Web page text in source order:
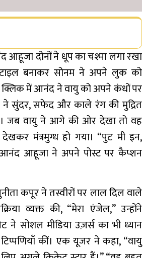
दोनों ने धूप का चश्मा लगा रखा
बनाकर सोनम ने अपने लुक को
में आनंद ने वायु को अपने कंधों पर
ने सुंदर, सफेद और काले रंग की मुद्रित
जब वायु ने आगे की ओर देखा तो वह
मंत्रमुग्ध हो गया। “पुट मी इन,
आहूजा ने अपने पोस्ट पर कैप्शन
कपूर ने तस्वीरों पर लाल दिल वाले
व्यक्त की, “मेरा एंजेल,” उन्होंने
ने सोशल मीडिया उज़र्स का भी ध्यान
टिप्पणियाँ कीं। एक यूजर ने कहा, “वायु